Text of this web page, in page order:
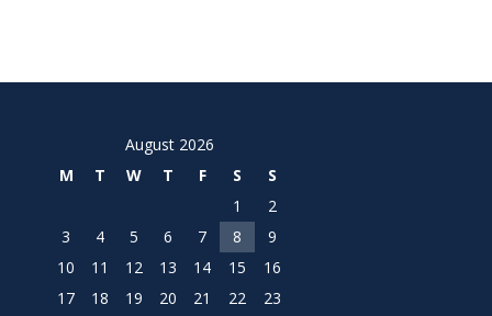
August 2026
M
T W T F S
S
1
2
3
4 5 6 7 8
9
10
11 12 13 14 15
16
17
18 19 20 21 22
23